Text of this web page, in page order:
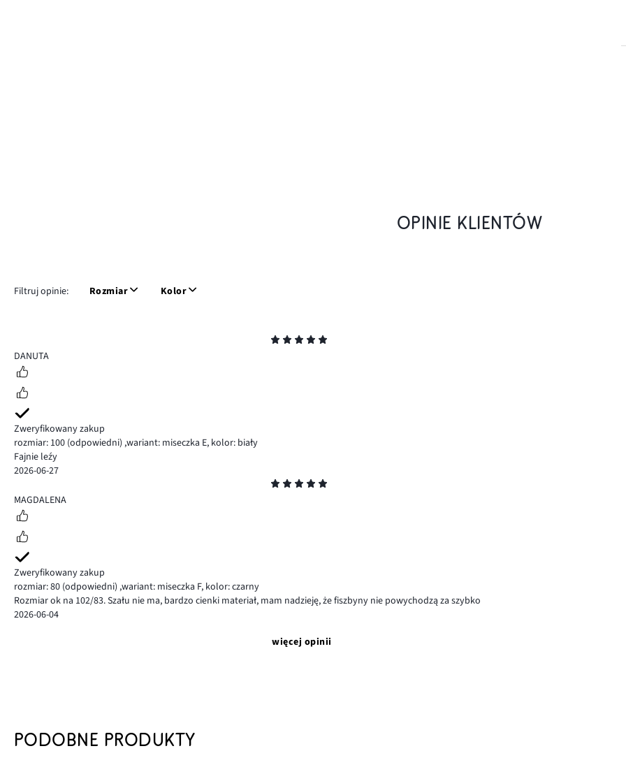
OPINIE KLIENTÓW
Filtruj opinie: Rozmiar Kolor
5
DANUTA
Zweryfikowany zakup
rozmiar: 100 (odpowiedni) ,wariant: miseczka E, kolor: biały
Fajnie leźy
2026-06-27
5
MAGDALENA
Zweryfikowany zakup
rozmiar: 80 (odpowiedni) ,wariant: miseczka F, kolor: czarny
Rozmiar ok na 102/83. Szału nie ma, bardzo cienki materiał, mam nadzieję, że fiszbyny nie powychodzą za szybko
2026-06-04
więcej opinii
PODOBNE PRODUKTY